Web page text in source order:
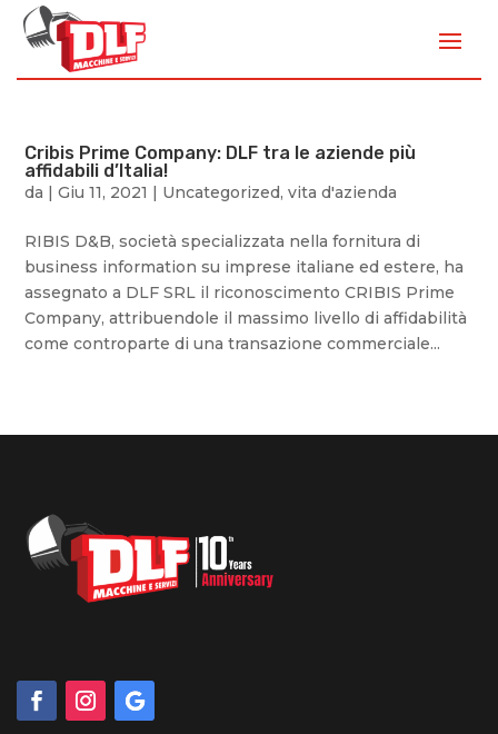
Cribis Prime Company: DLF tra le aziende più
affidabili d’Italia!
da |Giu 11, 2021 | Uncategorized,vita d'azienda
RIBIS D&B, società specializzata nella fornitura di
business information su imprese italiane ed estere, ha
assegnato a DLF SRL il riconoscimento CRIBIS Prime
Company, attribuendole il massimo livello di affidabilità
come controparte di una transazione commerciale...